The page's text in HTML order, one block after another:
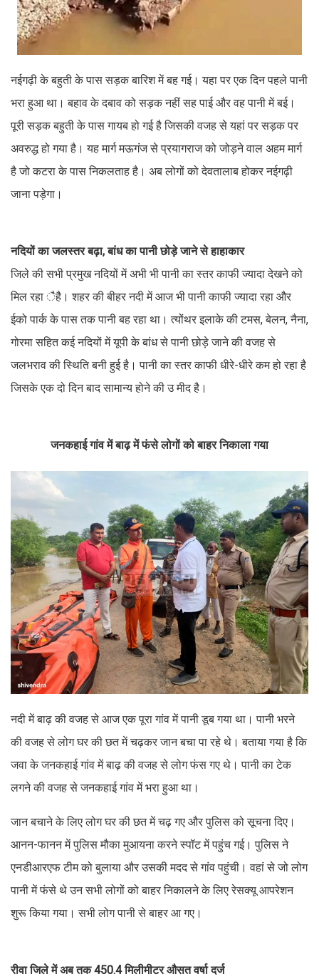
नईगढ़ी के बहुती के पास सड़क बारिश में बह गई। यहा पर एक दिन पहले पानी
भरा हुआ था। बहाव के दबाव को सड़क नहीं सह पाई और वह पानी में बई।
पूरी सड़क बहुती के पास गायब हो गई है जिसकी वजह से यहां पर सड़क पर
अवरुद्ध हो गया है। यह मार्ग मऊगंज से प्रयागराज को जोड़ने वाल अहम मार्ग
है जो कटरा के पास निकलताह है। अब लोगों को देवतालाब होकर नईगढ़ी
जाना पड़ेगा।
नदियों का जलस्तर बढ़ा, बांध का पानी छोड़े जाने से हाहाकार
जिले की सभी प्रमुख नदियों में अभी भी पानी का स्तर काफी ज्यादा देखने को
मिल रहा ैहै। शहर की बीहर नदी में आज भी पानी काफी ज्यादा रहा और
ईको पार्क के पास तक पानी बह रहा था। त्योंथर इलाके की टमस, बेलन, नैना,
गोरमा सहित कई नदियों में यूपी के बांध से पानी छोड़े जाने की वजह से
जलभराव की स्थिति बनी हुई है। पानी का स्तर काफी धीरे-धीरे कम हो रहा है
जिसके एक दो दिन बाद सामान्य होने की उ मीद है।
जनकहाई गांव में बाढ़ में फंसे लोगों को बाहर निकाला गया
नदी में बाढ़ की वजह से आज एक पूरा गांव में पानी डूब गया था। पानी भरने
की वजह से लोग घर की छत में चढ़कर जान बचा पा रहे थे। बताया गया है कि
जवा के जनकहाई गांव में बाढ़ की वजह से लोग फंस गए थे। पानी का टेक
लगने की वजह से जनकहाई गांव में भरा हुआ था।
जान बचाने के लिए लोग घर की छत में चढ़ गए और पुलिस को सूचना दिए।
आनन-फानन में पुलिस मौका मुआयना करने स्पॉट में पहुंच गई। पुलिस ने
एनडीआरएफ टीम को बुलाया और उसकी मदद से गांव पहुंची। वहां से जो लोग
पानी में फंसे थे उन सभी लोगों को बाहर निकालने के लिए रेसक्यू आपरेशन
शुरू किया गया। सभी लोग पानी से बाहर आ गए।
रीवा जिले में अब तक 450.4 मिलीमीटर औसत वर्षा दर्ज